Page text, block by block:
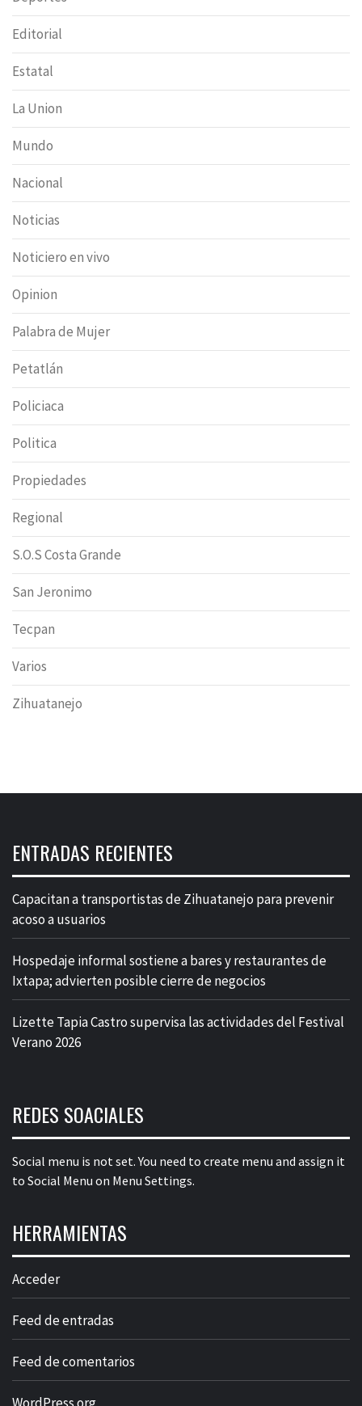
Editorial
Estatal
La Union
Mundo
Nacional
Noticias
Noticiero en vivo
Opinion
Palabra de Mujer
Petatlán
Policiaca
Politica
Propiedades
Regional
S.O.S Costa Grande
San Jeronimo
Tecpan
Varios
Zihuatanejo
ENTRADAS RECIENTES
Capacitan a transportistas de Zihuatanejo para prevenir
acoso a usuarios
Hospedaje informal sostiene a bares y restaurantes de
Ixtapa; advierten posible cierre de negocios
Lizette Tapia Castro supervisa las actividades del Festival
Verano 2026
REDES SOACIALES
Social menu is not set. You need to create menu and assign it
to Social Menu on Menu Settings.
HERRAMIENTAS
Acceder
Feed de entradas
Feed de comentarios
WordPress.org